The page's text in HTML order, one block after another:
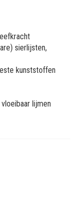
sierlijsten,
kunststoffen
lijmen